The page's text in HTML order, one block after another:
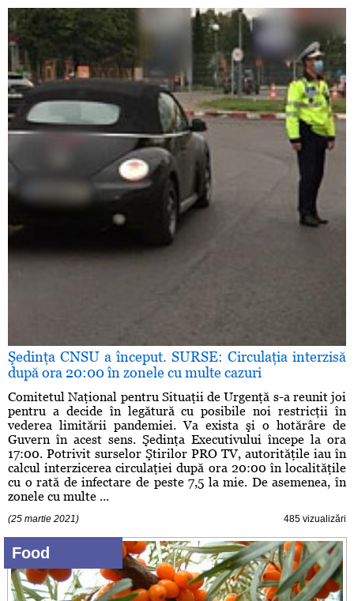
Şedinţa CNSU a început. SURSE: Circulaţia interzisă
după ora 20:00 în zonele cu multe cazuri
Comitetul Naţional pentru Situaţii de Urgenţă s-a reunit joi
pentru a decide în legătură cu posibile noi restricţii în
vederea limitării pandemiei. Va exista şi o hotărâre de
Guvern în acest sens. Şedinţa Executivului începe la ora
17:00. Potrivit surselor Ştirilor PRO TV, autorităţile iau în
calcul interzicerea circulaţiei după ora 20:00 în localităţile
cu o rată de infectare de peste 7,5 la mie. De asemenea, în
zonele cu multe ...
(25 martie 2021) 485 vizualizări
Food